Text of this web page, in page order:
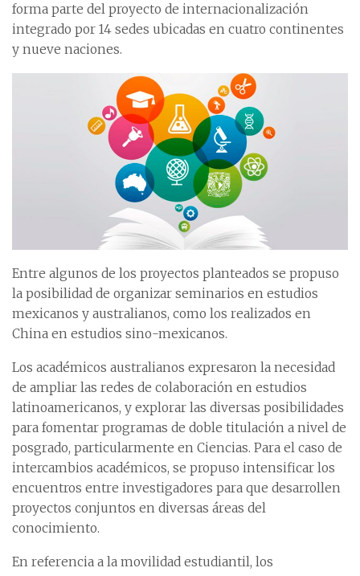
forma parte del proyecto de internacionalización
integrado por 14 sedes ubicadas en cuatro continentes
y nueve naciones.
Entre algunos de los proyectos planteados se propuso
la posibilidad de organizar seminarios en estudios
mexicanos y australianos, como los realizados en
China en estudios sino-mexicanos.
Los académicos australianos expresaron la necesidad
de ampliar las redes de colaboración en estudios
latinoamericanos, y explorar las diversas posibilidades
para fomentar programas de doble titulación a nivel de
posgrado, particularmente en Ciencias. Para el caso de
intercambios académicos, se propuso intensificar los
encuentros entre investigadores para que desarrollen
proyectos conjuntos en diversas áreas del
conocimiento.
En referencia a la movilidad estudiantil, los